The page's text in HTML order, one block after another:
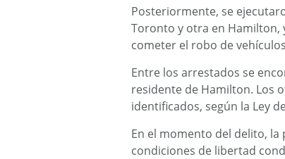
Posteriormente, se
Toronto y otra en Hamilton,
cometer el robo de
Entre los arrestados se
residente de Hamilton. Los
identificados, según la Ley
En el momento del delito,
condiciones de libertad